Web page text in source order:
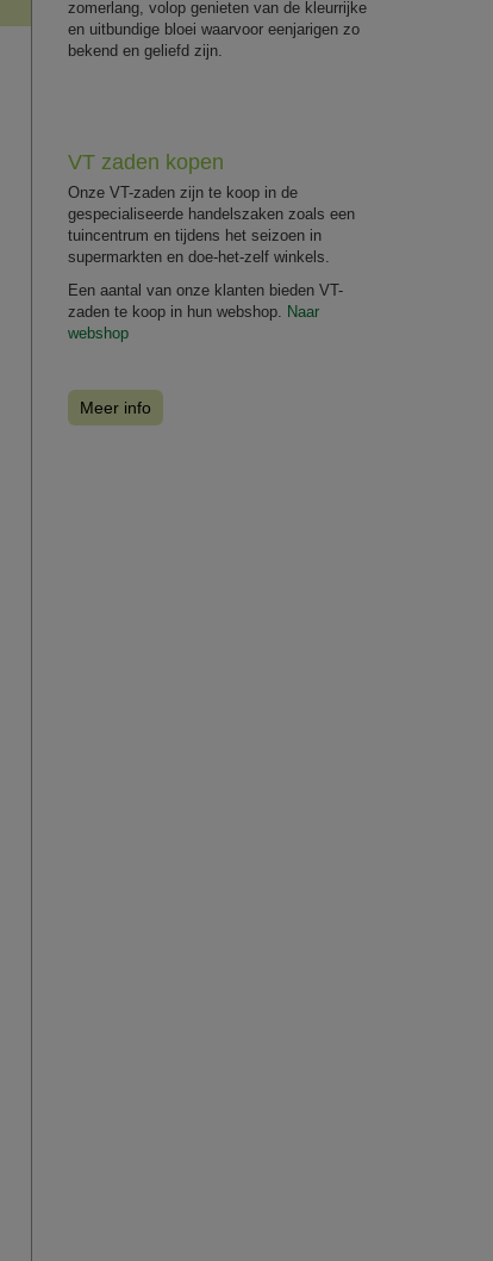
zomerlang, volop genieten van de kleurrijke
en uitbundige bloei waarvoor eenjarigen zo
bekend en geliefd zijn.
VT zaden kopen
Onze VT-zaden zijn te koop in de
gespecialiseerde handelszaken zoals een
tuincentrum en tijdens het seizoen in
supermarkten en doe-het-zelf winkels.
Een aantal van onze klanten bieden VT-
zaden te koop in hun webshop. Naar
webshop
Meer info